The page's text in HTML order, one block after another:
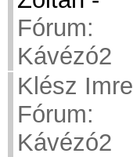
Fórum:
Kávézó2
Klész Imre
Fórum:
Kávézó2